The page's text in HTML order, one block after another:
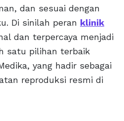
dan sesuai dengan
Di sinilah peran klinik
dan terpercaya menjadi
satu pilihan terbaik
yang hadir sebagai
reproduksi resmi di